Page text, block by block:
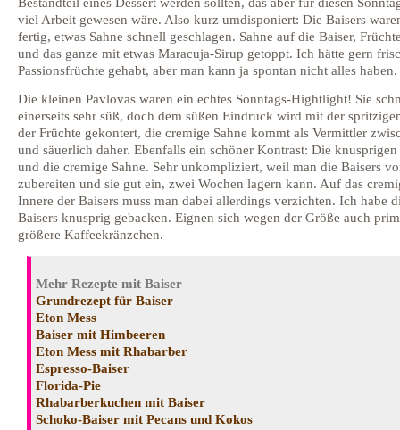
viel Arbeit gewesen wäre. Also kurz umdisponiert: Die Baisers
fertig, etwas Sahne schnell geschlagen. Sahne auf die Baiser,
und das ganze mit etwas Maracuja-Sirup getoppt. Ich hätte gern
Passionsfrüchte gehabt, aber man kann ja spontan nicht alles haben.
Die kleinen Pavlovas waren ein echtes Sonntags-Hightlight! Sie
einerseits sehr süß, doch dem süßen Eindruck wird mit der
der Früchte gekontert, die cremige Sahne kommt als Vermittler
und säuerlich daher. Ebenfalls ein schöner Kontrast: Die knusprigen
und die cremige Sahne. Sehr unkompliziert, weil man die Baisers
zubereiten und sie gut ein, zwei Wochen lagern kann. Auf das
Innere der Baisers muss man dabei allerdings verzichten. Ich habe
Baisers knusprig gebacken. Eignen sich wegen der Größe auch
größere Kaffeekränzchen.
Mehr Rezepte mit Baiser
Grundrezept für Baiser
Eton Mess
Baiser mit Himbeeren
Eton Mess mit Rhabarber
Espresso-Baiser
Florida-Pie
Rhabarberkuchen mit Baiser
Schoko-Baiser mit Pecans und Kokos